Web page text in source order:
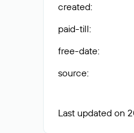
created:
paid-till:
free-date:
source:
Last updated on